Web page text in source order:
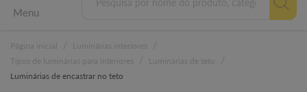
Menu
Luminárias de encastrar no teto